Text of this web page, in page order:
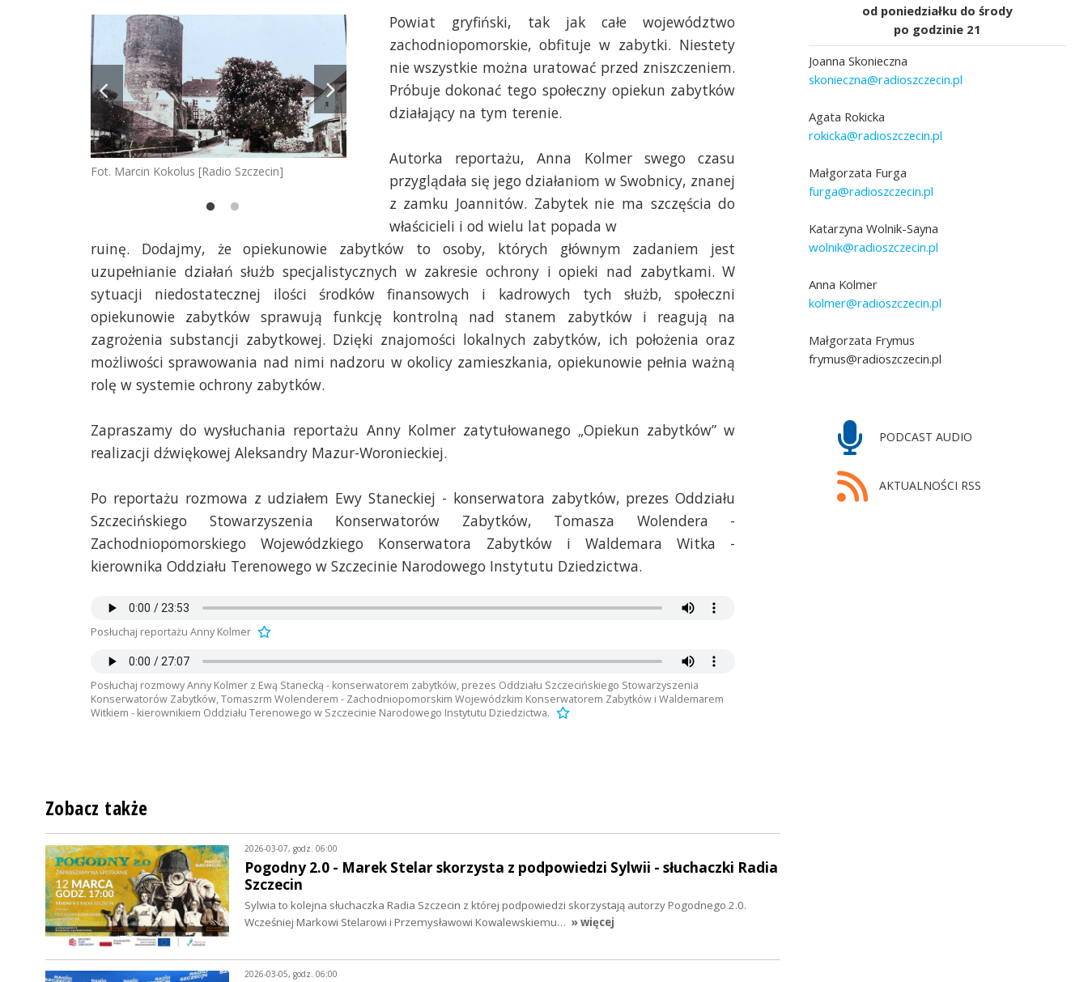
Fot. Marcin Kokolus [Radio Szczecin] Fot. Marcin Kokolus [Radio Szczecin] Fot. Marcin Kokolus [Radio Szczecin] Fot. Marcin Kokolus [Radio Szczecin]
Powiat gryfiński, tak jak całe województwo
zachodniopomorskie, obfituje w zabytki. Niestety
nie wszystkie można uratować przed zniszczeniem.
Próbuje dokonać tego społeczny opiekun zabytków
działający na tym terenie.
Autorka reportażu, Anna Kolmer swego czasu
przyglądała się jego działaniom w Swobnicy, znanej
z zamku Joannitów. Zabytek nie ma szczęścia do
właścicieli i od wielu lat popada w
ruinę. Dodajmy, że opiekunowie zabytków to osoby, których głównym zadaniem jest
uzupełnianie działań służb specjalistycznych w zakresie ochrony i opieki nad zabytkami. W
sytuacji niedostatecznej ilości środków finansowych i kadrowych tych służb, społeczni
opiekunowie zabytków sprawują funkcję kontrolną nad stanem zabytków i reagują na
zagrożenia substancji zabytkowej. Dzięki znajomości lokalnych zabytków, ich położenia oraz
możliwości sprawowania nad nimi nadzoru w okolicy zamieszkania, opiekunowie pełnia ważną
rolę w systemie ochrony zabytków.
Zapraszamy do wysłuchania reportażu Anny Kolmer zatytułowanego „Opiekun zabytków” w
realizacji dźwiękowej Aleksandry Mazur-Woronieckiej.
Po reportażu rozmowa z udziałem Ewy Staneckiej - konserwatora zabytków, prezes Oddziału
Szczecińskiego Stowarzyszenia Konserwatorów Zabytków, Tomasza Wolendera -
Zachodniopomorskiego Wojewódzkiego Konserwatora Zabytków i Waldemara Witka -
kierownika Oddziału Terenowego w Szczecinie Narodowego Instytutu Dziedzictwa.
Posłuchaj reportażu Anny Kolmer
Posłuchaj rozmowy Anny Kolmer z Ewą Stanecką - konserwatorem zabytków, prezes Oddziału Szczecińskiego Stowarzyszenia
Konserwatorów Zabytków, Tomaszrm Wolenderem - Zachodniopomorskim Wojewódzkim Konserwatorem Zabytków i Waldemarem
Witkiem - kierownikiem Oddziału Terenowego w Szczecinie Narodowego Instytutu Dziedzictwa.
od poniedziałku do środy
po godzinie 21
Joanna Skonieczna
skonieczna@radioszczecin.pl
Agata Rokicka
rokicka@radioszczecin.pl
Małgorzata Furga
furga@radioszczecin.pl
Katarzyna Wolnik-Sayna
wolnik@radioszczecin.pl
Anna Kolmer
kolmer@radioszczecin.pl
Małgorzata Frymus
frymus@radioszczecin.pl
PODCAST AUDIO
AKTUALNOŚCI RSS
Zobacz także
2026-03-07, godz. 06:00
Pogodny 2.0 - Marek Stelar skorzysta z podpowiedzi Sylwii - słuchaczki Radia
Szczecin
Sylwia to kolejna słuchaczka Radia Szczecin z której podpowiedzi skorzystają autorzy Pogodnego 2.0.
Wcześniej Markowi Stelarowi i Przemysławowi Kowalewskiemu… » więcej
2026-03-05, godz. 06:00